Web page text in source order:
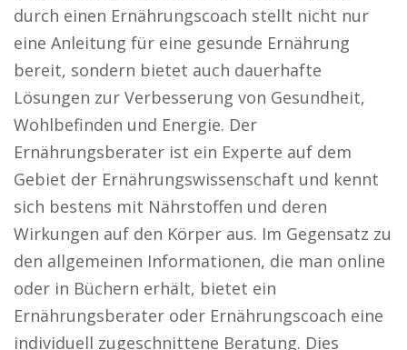
durch einen Ernährungscoach stellt nicht nur
eine Anleitung für eine gesunde Ernährung
bereit, sondern bietet auch dauerhafte
Lösungen zur Verbesserung von Gesundheit,
Wohlbefinden und Energie. Der
Ernährungsberater ist ein Experte auf dem
Gebiet der Ernährungswissenschaft und kennt
sich bestens mit Nährstoffen und deren
Wirkungen auf den Körper aus. Im Gegensatz zu
den allgemeinen Informationen, die man online
oder in Büchern erhält, bietet ein
Ernährungsberater oder Ernährungscoach eine
individuell zugeschnittene Beratung. Dies